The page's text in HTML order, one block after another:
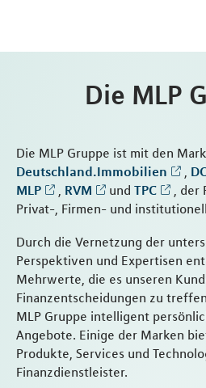
Die MLP
Die MLP Gruppe ist mit den
Deutschland.Immobilien
MLP
RVM und TPC
,
Privat-, Firmen- und
Durch die Vernetzung der
Perspektiven und Expertisen
Mehrwerte, die es unseren
Finanzentscheidungen zu
MLP Gruppe intelligent
Angebote. Einige der Marken
Produkte, Services und
Finanzdienstleister.